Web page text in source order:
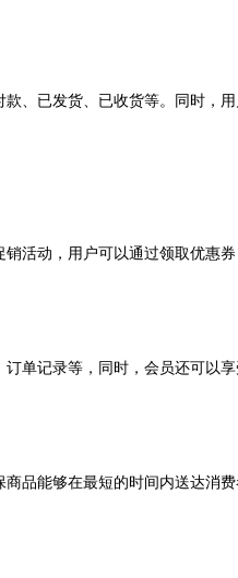
、已发货、已收货等。同时，
活动，用户可以通过领取优惠券
单记录等，同时，会员还可以享
品能够在最短的时间内送达消费